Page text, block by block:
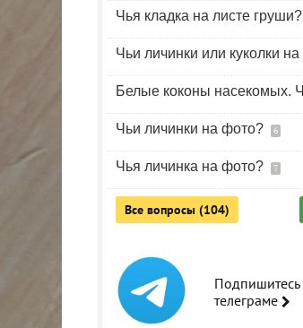
Чья кладка на листе груши?
Чьи личинки или куколки
Белые коконы насекомых.
Чьи личинки на фото? 6
Чья личинка на фото? 7
Все вопросы (104)
Подпишитесь
телеграме